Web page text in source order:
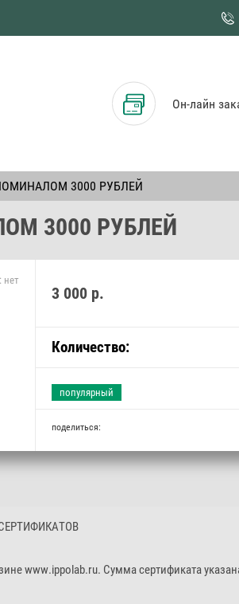
Он-лайн
3000 РУБЛЕЙ
3000 РУБЛЕЙ
нет
3 000 р.
Количество:
популярный
поделиться:
www.ippolab.ru. Сумма сертификата